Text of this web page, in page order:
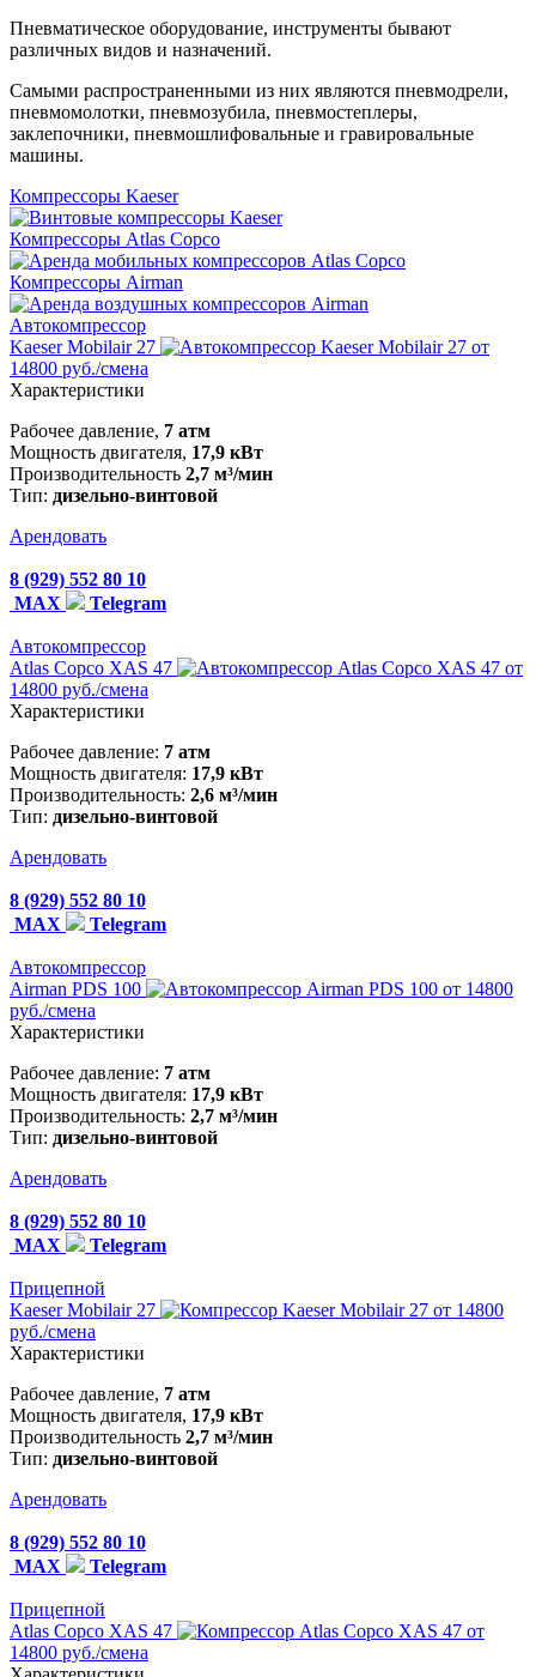
Пневматическое оборудование, инструменты бывают
различных видов и назначений.
Самыми распространенными из них являются пневмодрели,
пневмомолотки, пневмозубила, пневмостеплеры,
заклепочники, пневмошлифовальные и гравировальные
машины.
Компрессоры Kaeser
Компрессоры Atlas Copco
Компрессоры Airman
Автокомпрессор
Kaeser Mobilair 27
от
14800 руб./смена
Характеристики
Рабочее давление, 7 атм
Мощность двигателя, 17,9 кВт
Производительность 2,7 м³/мин
Тип: дизельно-винтовой
Арендовать
8 (929) 552 80 10
MAX
Telegram
Автокомпрессор
Atlas Copco XAS 47
от
14800 руб./смена
Характеристики
Рабочее давление: 7 атм
Мощность двигателя: 17,9 кВт
Производительность: 2,6 м³/мин
Тип: дизельно-винтовой
Арендовать
8 (929) 552 80 10
MAX
Telegram
Автокомпрессор
Airman PDS 100
от 14800
руб./смена
Характеристики
Рабочее давление: 7 атм
Мощность двигателя: 17,9 кВт
Производительность: 2,7 м³/мин
Тип: дизельно-винтовой
Арендовать
8 (929) 552 80 10
MAX
Telegram
Прицепной
Kaeser Mobilair 27
от 14800
руб./смена
Характеристики
Рабочее давление, 7 атм
Мощность двигателя, 17,9 кВт
Производительность 2,7 м³/мин
Тип: дизельно-винтовой
Арендовать
8 (929) 552 80 10
MAX
Telegram
Прицепной
Atlas Copco XAS 47
от
14800 руб./смена